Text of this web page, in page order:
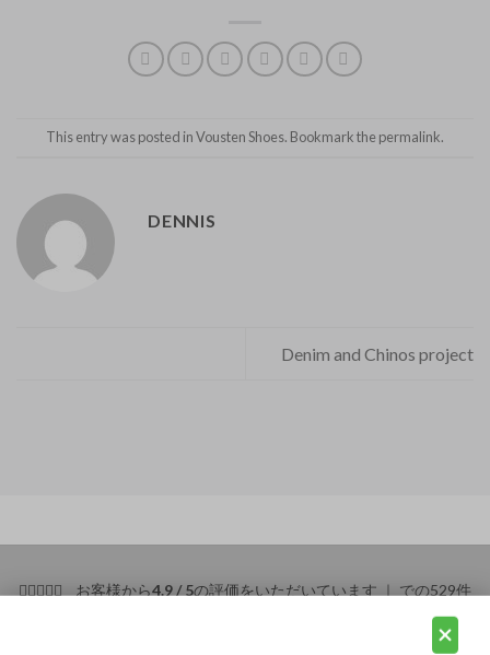
This entry was posted inVousten Shoes. Bookmark thepermalink.
DENNIS
Denim and Chinos project
お客様から4.9 / 5の評価をいただいています ｜ での529件